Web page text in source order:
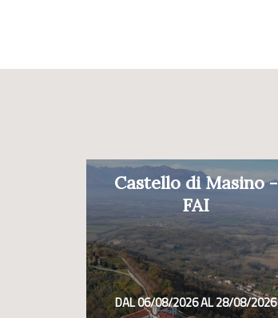
Castello di Masino -
FAI
DAL 06/08/2026 AL 28/08/2026